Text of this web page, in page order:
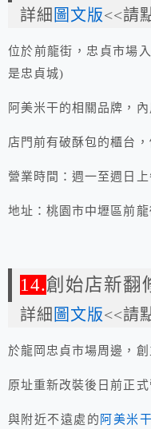
詳細 圖文版<<請
位於前龍街，忠貞市場
是忠貞城)
阿美米干的相關品牌，
店門前有破酥包的櫃台
營業時間：週一至週日
地址：桃園市中壢區前
14.創始店新翻
詳細 圖文版<<請
於龍岡忠貞市場周邊，創
原址重新改裝後日前正
與附近不遠處的 阿美米